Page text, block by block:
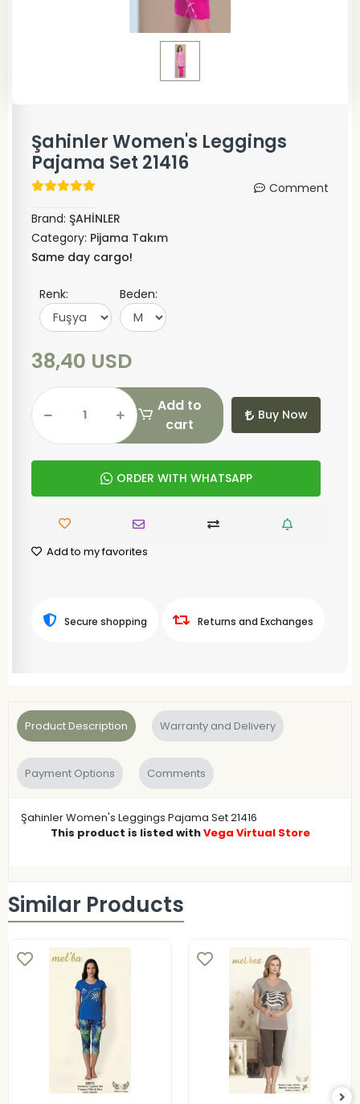
Şahinler Women's Leggings
Pajama Set 21416
Comment
Brand: ŞAHİNLER
Category: Pijama Takım
Same day cargo!
Renk: Beden:
38,40 USD
Add to
cart
Buy Now
ORDER WITH WHATSAPP
Add to my favorites
Secure shopping Returns and Exchanges
Product Description Warranty and Delivery
Payment Options Comments
Şahinler Women's Leggings Pajama Set 21416
This product is listed withVega Virtual Store
Similar Products